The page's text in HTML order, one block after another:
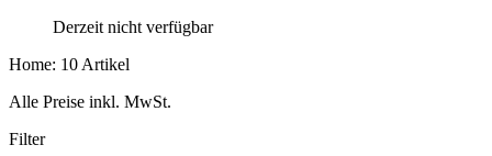
Derzeit nicht verfügbar
Home: 10 Artikel
Alle Preise inkl. MwSt.
Filter